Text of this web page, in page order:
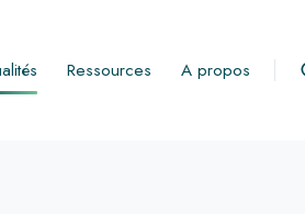
Ressources A propos